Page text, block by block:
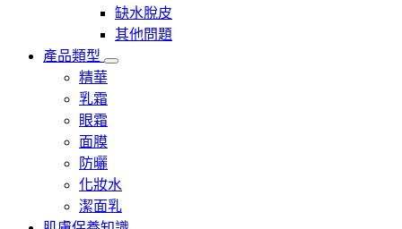
缺水脫皮
其他問題
產品類型
精華
乳霜
眼霜
面膜
防曬
化妝水
潔面乳